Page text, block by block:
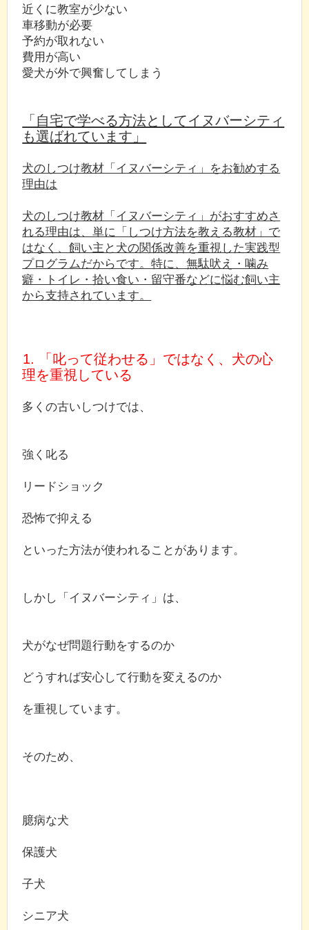
近くに教室が少ない
車移動が必要
予約が取れない
費用が高い
愛犬が外で興奮してしまう
「自宅で学べる方法としてイヌバーシティ
も選ばれています」
犬のしつけ教材「イヌバーシティ」をお勧めする
理由は
犬のしつけ教材「イヌバーシティ」がおすすめさ
れる理由は、単に「しつけ方法を教える教材」で
はなく、飼い主と犬の関係改善を重視した実践型
プログラムだからです。特に、無駄吠え・噛み
癖・トイレ・拾い食い・留守番などに悩む飼い主
から支持されています。
1. 「叱って従わせる」ではなく、犬の心
理を重視している
多くの古いしつけでは、
強く叱る
リードショック
恐怖で抑える
といった方法が使われることがあります。
しかし「イヌバーシティ」は、
犬がなぜ問題行動をするのか
どうすれば安心して行動を変えるのか
を重視しています。
そのため、
臆病な犬
保護犬
子犬
シニア犬